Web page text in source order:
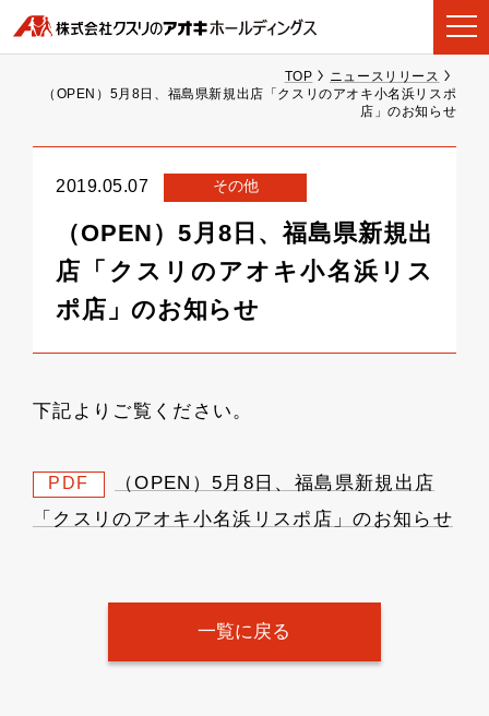
TOP
ニュースリリース
（OPEN）5月8日、福島県新規出店「クスリのアオキ小名浜リスポ
店」のお知らせ
2019.05.07 その他
（OPEN）5月8日、福島県新規出
店「クスリのアオキ小名浜リス
ポ店」のお知らせ
下記よりご覧ください。
PDF
（OPEN）5月8日、福島県新規出店
「クスリのアオキ小名浜リスポ店」のお知らせ
一覧に戻る